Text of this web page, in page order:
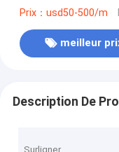
Prix：usd50-500/m
meilleur
Description De
Surligner